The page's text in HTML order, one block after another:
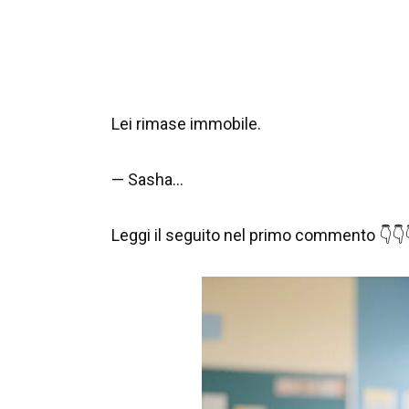
Lei rimase immobile.
— Sasha…
Leggi il seguito nel primo commento